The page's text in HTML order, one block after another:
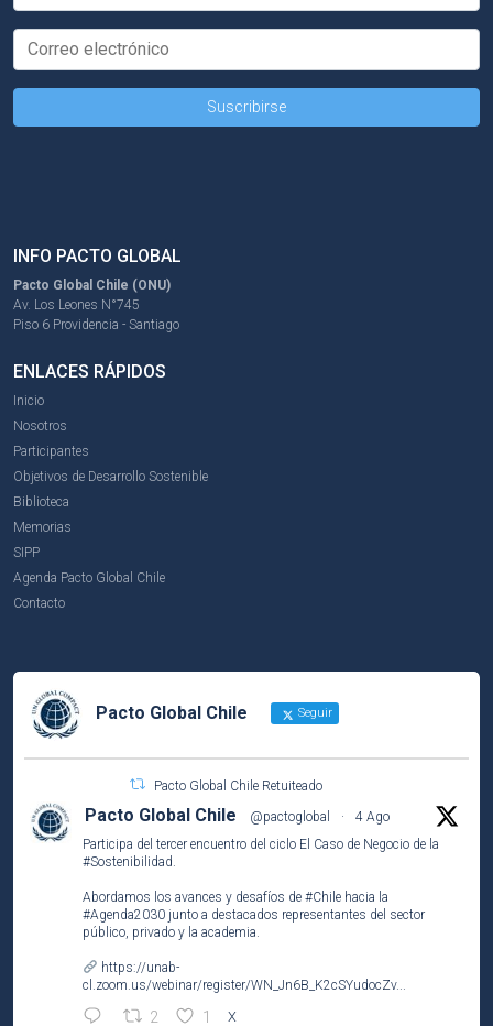
INFO PACTO GLOBAL
Pacto Global Chile (ONU)
Av. Los Leones N°745
Piso 6 Providencia - Santiago
ENLACES RÁPIDOS
Inicio
Nosotros
Participantes
Objetivos de Desarrollo Sostenible
Biblioteca
Memorias
SIPP
Agenda Pacto Global Chile
Contacto
Pacto Global Chile Seguir
Pacto Global Chile Retuiteado
Pacto Global Chile @pactoglobal ·
4 Ago
Participa del tercer encuentro del ciclo El Caso de Negocio de la
#Sostenibilidad
Abordamos los avances y desafíos de #Chile hacia la
#Agenda2030 junto a destacados representantes del sector
público, privado y la academia.
https://unab-
cl.zoom.us/webinar/register/WN_Jn6B_K2cSYudocZv...
2 1 X